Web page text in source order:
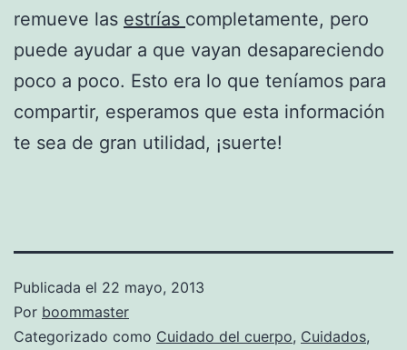
remueve las estrías completamente, pero
puede ayudar a que vayan desapareciendo
poco a poco. Esto era lo que teníamos para
compartir, esperamos que esta información
te sea de gran utilidad, ¡suerte!
Publicada el 22 mayo, 2013
Por boommaster
Categorizado como Cuidado del cuerpo, Cuidados,